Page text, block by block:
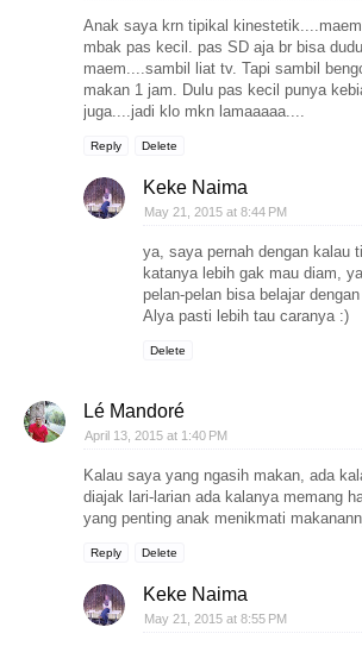
Anak saya krn tipikal
mbak pas kecil. pas SD aja br bisa
maem....sambil liat tv. Tapi sambil
makan 1 jam. Dulu pas kecil punya
juga....jadi klo mkn lamaaaaa....
Reply Delete
Keke Naima
May 21, 2015 at 8:44 PM
ya, saya pernah dengan kalau
katanya lebih gak mau diam,
pelan-pelan bisa belajar
Alya pasti lebih tau caranya :)
Delete
Lé Mandoré
April 13, 2015 at 1:40 PM
Kalau saya yang ngasih makan, ada
diajak lari-larian ada kalanya memang
yang penting anak menikmati
Reply Delete
Keke Naima
May 21, 2015 at 8:55 PM